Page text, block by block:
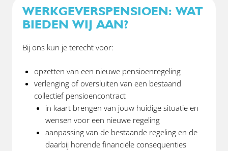
WERKGEVERSPENSIOEN: WAT
BIEDEN WIJ AAN?
Bij ons kun je terecht voor:
opzetten van een nieuwe pensioenregeling
verlenging of oversluiten van een bestaand
collectief pensioencontract
in kaart brengen van jouw huidige situatie en
wensen voor een nieuwe regeling
aanpassing van de bestaande regeling en de
daarbij horende financiële consequenties